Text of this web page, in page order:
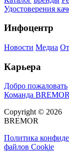
Удостоверения
Инфоцентр
Новости Медиа
Карьера
Добро пожаловать
Команда BREMOR
Copyright © 2026
BREMOR
Политика
файлов Cookie